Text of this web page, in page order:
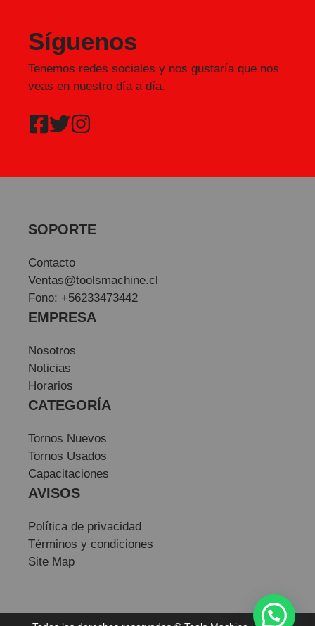
Síguenos
Tenemos redes sociales y nos gustaría que nos
veas en nuestro día a día.
SOPORTE
Contacto
Ventas@toolsmachine.cl
Fono: +56233473442
EMPRESA
Nosotros
Noticias
Horarios
CATEGORÍA
Tornos Nuevos
Tornos Usados
Capacitaciones
AVISOS
Política de privacidad
Términos y condiciones
Site Map